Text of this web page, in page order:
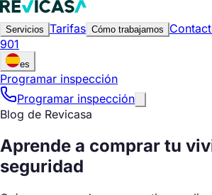
Servicios Tarifas Cómo trabajamos
901
es
Programar inspección
Programar inspección
Blog de Revicasa
Aprende a comprar tu
seguridad